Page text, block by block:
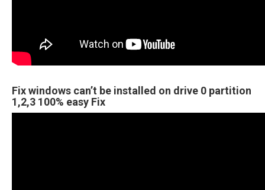
Fix windows can’t be installed on drive 0 partition
1,2,3 100% easy Fix